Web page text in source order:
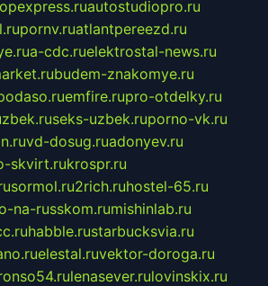
autostudiopro.ru
pornv.ruatlantpereezd.ru
a-cdc.ruelektrostal-news.ru
budem-znakomye.ru
emfire.rupro-otdelky.ru
seks-uzbek.ruporno-vk.ru
vd-dosug.ruadonyev.ru
skvirt.rukrospr.ru
sormol.ru2rich.ruhostel-65.ru
na-russkom.rumishinlab.ru
habble.rustarbucksvia.ru
elestal.ruvektor-doroga.ru
lenasever.rulovinskix.ru